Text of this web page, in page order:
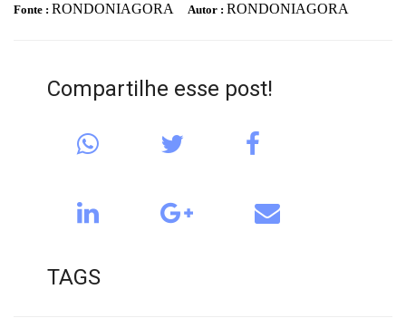
Fonte : RONDONIAGORA Autor : RONDONIAGORA
Compartilhe esse post!
TAGS